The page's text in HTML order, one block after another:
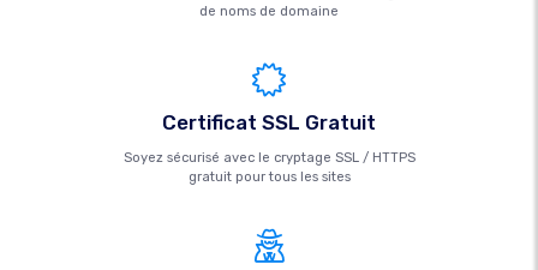
de noms de domaine
Certificat SSL Gratuit
Soyez sécurisé avec le cryptage SSL / HTTPS
gratuit pour tous les sites